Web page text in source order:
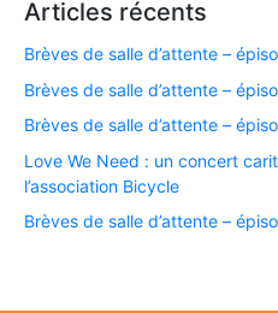
Articles récents
Brèves de salle d’attente –
Brèves de salle d’attente –
Brèves de salle d’attente –
Love We Need : un concert
l’association Bicycle
Brèves de salle d’attente –